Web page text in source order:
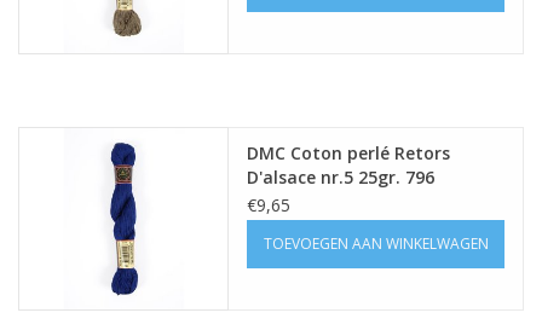
DMC Coton perlé Retors
D'alsace nr.5 25gr. 796
€9,65
TOEVOEGEN AAN WINKELWAGEN